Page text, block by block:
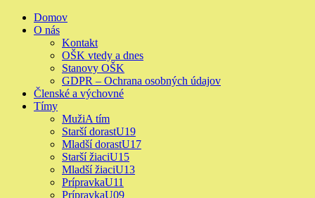
Skip
Primary
Menu
Domov
O nás
Kontakt
OŠK vtedy a dnes
Stanovy OŠK
GDPR – Ochrana osobných údajov
Členské a výchovné
Tímy
MužiA tím
Starší dorastU19
Mladší dorastU17
Starší žiaciU15
Mladší žiaciU13
PrípravkaU11
PrípravkaU09